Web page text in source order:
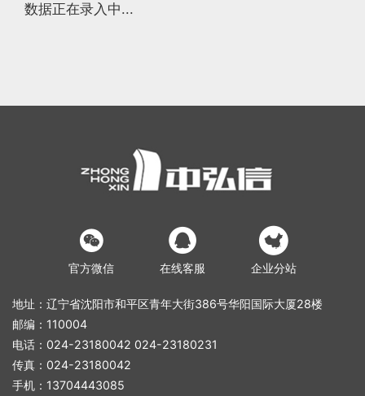
数据正在录入中...

官方微信

在线客服

企业分站
地址：辽宁省沈阳市和平区青年大街386号华阳国际大厦28楼
邮编：110004
电话：024-23180042 024-23180231
传真：024-23180042
手机：13704443085